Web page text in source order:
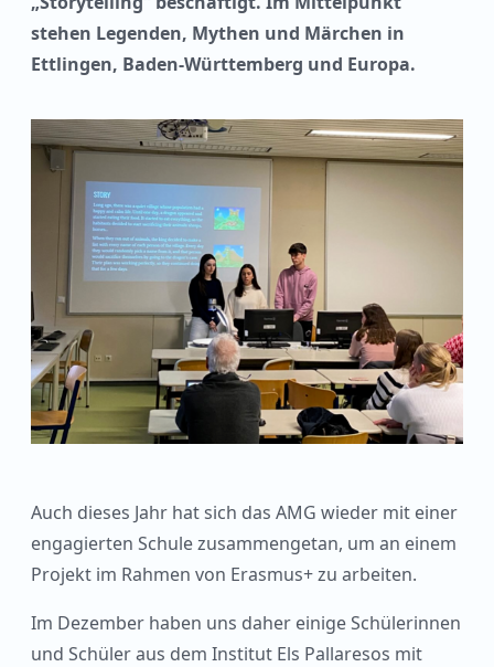
stehen Legenden, Mythen und Märchen in
Ettlingen, Baden-Württemberg und Europa.
Auch dieses Jahr hat sich das AMG wieder mit einer
engagierten Schule zusammengetan, um an einem
Projekt im Rahmen von Erasmus+ zu arbeiten.
Im Dezember haben uns daher einige Schülerinnen
und Schüler aus dem Institut Els Pallaresos mit